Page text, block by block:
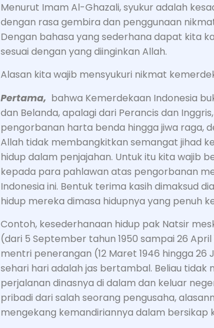
Menurut Imam Al-Ghazali, syukur adalah
dengan rasa gembira dan penggunaan
Dengan bahasa yang sederhana dapat kita
sesuai dengan yang diinginkan Allah.
Alasan kita wajib mensyukuri nikmat
Pertama, bahwa Kemerdekaan Indonesia
dan Belanda, apalagi dari Perancis dan
pengorbanan harta benda hingga jiwa raga,
Allah tidak membangkitkan semangat jihad
hidup dalam penjajahan. Untuk itu kita wajib
kepada para pahlawan atas pengorbanan
Indonesia ini. Bentuk terima kasih dimaksud
hidup mereka dimasa hidupnya yang penuh
Contoh, kesederhanaan hidup pak Natsir
(dari 5 September tahun 1950 sampai 26
mentri penerangan (12 Maret 1946 hingga 26
sehari hari adalah jas bertambal. Beliau
perjalanan dinasnya di dalam dan keluar
pribadi dari salah seorang pengusaha,
mengekang kemandiriannya dalam bersikap